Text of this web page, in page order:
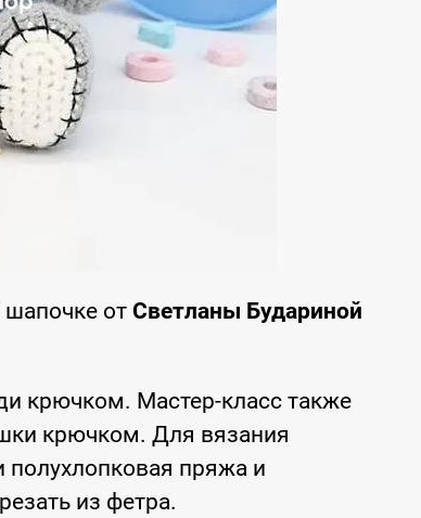
от Светланы Будариной
крючком. Мастер-класс также
крючком. Для вязания
полухлопковая пряжа и
из фетра.